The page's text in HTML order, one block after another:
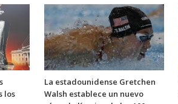
los
La estadounidense Gretchen
Walsh establece un nuevo